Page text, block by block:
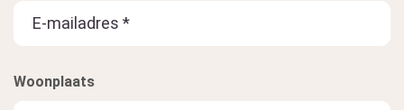
Woonplaats